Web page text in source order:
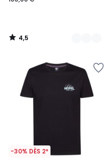
4,5
/
-30% DÈS 2*